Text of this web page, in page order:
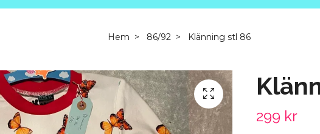
Hem 86/92 Klänning stl 86
299 kr